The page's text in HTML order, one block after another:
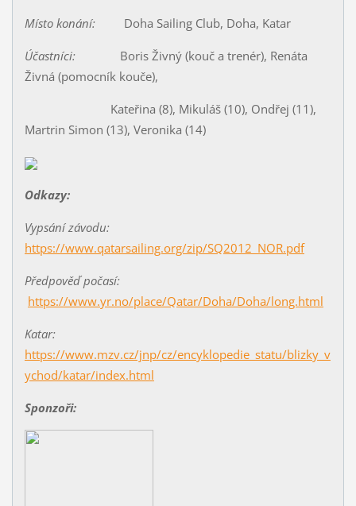
Místo konání: Doha Sailing Club, Doha, Katar
Účastníci: Boris Živný (kouč a trenér), Renáta
Živná (pomocník kouče),
Kateřina (8), Mikuláš (10), Ondřej (11),
Martrin Simon (13), Veronika (14)
Odkazy:
Vypsání závodu:
https://www.qatarsailing.org/zip/SQ2012_NOR.pdf
Předpověď počasí:
https://www.yr.no/place/Qatar/Doha/Doha/long.html
Katar:
https://www.mzv.cz/jnp/cz/encyklopedie_statu/blizky_v
ychod/katar/index.html
Sponzoři: